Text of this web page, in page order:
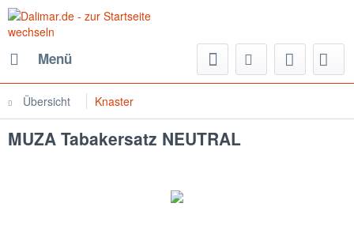
Menü
Übersicht Knaster
MUZA Tabakersatz NEUTRAL